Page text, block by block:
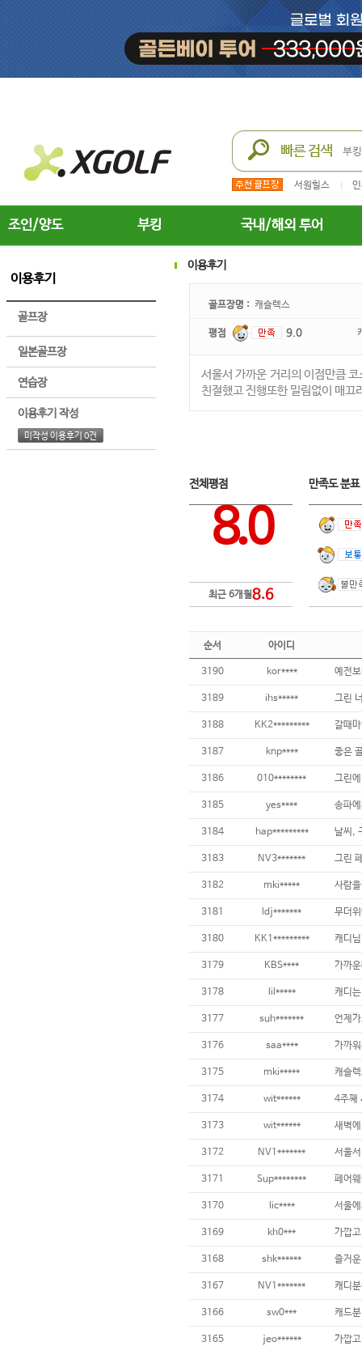
서원힐스
조인/양도 부킹 국내/해외 투어
이용후기
골프장
일본골프장
연습장
이용후기 작성
미작성 이용후기 0건
이용후기
골프장명 : 캐슬렉스
평점 9.0
서울서 가까운 거리의 이점만큼
친절했고 진행또한 밀림없이 매끄
전체평점
8.0
최근 6개월8.6
만족도 분
순서 아이디
3190 kor****
3189 ihs*****
3188 KK2*********
3187 knp****
3186 010********
3185 yes****
3184 hap********* 날씨,
3183 NV3*******
3182 mki*****
3181 ldj*******
3180 KK1*********
3179 KBS****
3178 lil*****
3177 suh*******
3176 saa****
3175 mki*****
3174 wit******
3173 wit******
3172 NV1*******
3171 Sup******** 페어
3170 lic****
3169 kh0*** 가깝
3168 shk******
3167 NV1*******
3166 sw0***
3165 jeo******